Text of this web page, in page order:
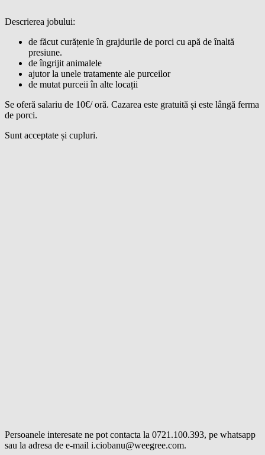
Descrierea jobului:
de făcut curățenie în grajdurile de porci cu apă de înaltă
presiune.
de îngrijit animalele
ajutor la unele tratamente ale purceilor
de mutat purceii în alte locații
Se oferă salariu de 10€/ oră. Cazarea este gratuită și este lângă ferma
de porci.
Sunt acceptate și cupluri.
Persoanele interesate ne pot contacta la 0721.100.393, pe whatsapp
sau la adresa de e-mail i.ciobanu@weegree.com.